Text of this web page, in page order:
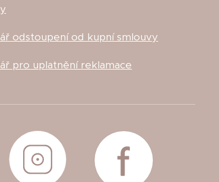
odstoupení od kupní smlouvy
pro uplatnění reklamace